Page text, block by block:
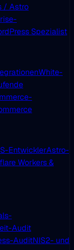
/ Astro
Spezialist
White-
EntwicklerAstro-
Workers &
Audit
AuditNIS2- und